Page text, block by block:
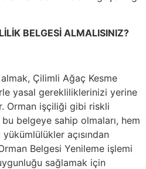
BELGESİ ALMALISINIZ?
Çilimli Ağaç Kesme
yasal gerekliliklerinizi yerine
Orman işçiliği gibi riskli
belgeye sahip olmaları, hem
açısından
Belgesi Yenileme işlemi
sağlamak için